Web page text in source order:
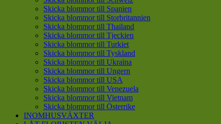
Skicka blommor till Spanien
Skicka blommor till Storbritannien
Skicka blommor till Thailand
Skicka blommor till Tjeckien
Skicka blommor till Turkiet
Skicka blommor till Tyskland
Skicka blommor till Ukraina
Skicka blommor till Ungern
Skicka blommor till USA
Skicka blommor till Venezuela
Skicka blommor till Vietnam
Skicka blommor till Österrike
INOMHUSVÄXTER